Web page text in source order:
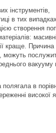
інструментів,
в тих
створення
краще.
можуть
полягала в
високої